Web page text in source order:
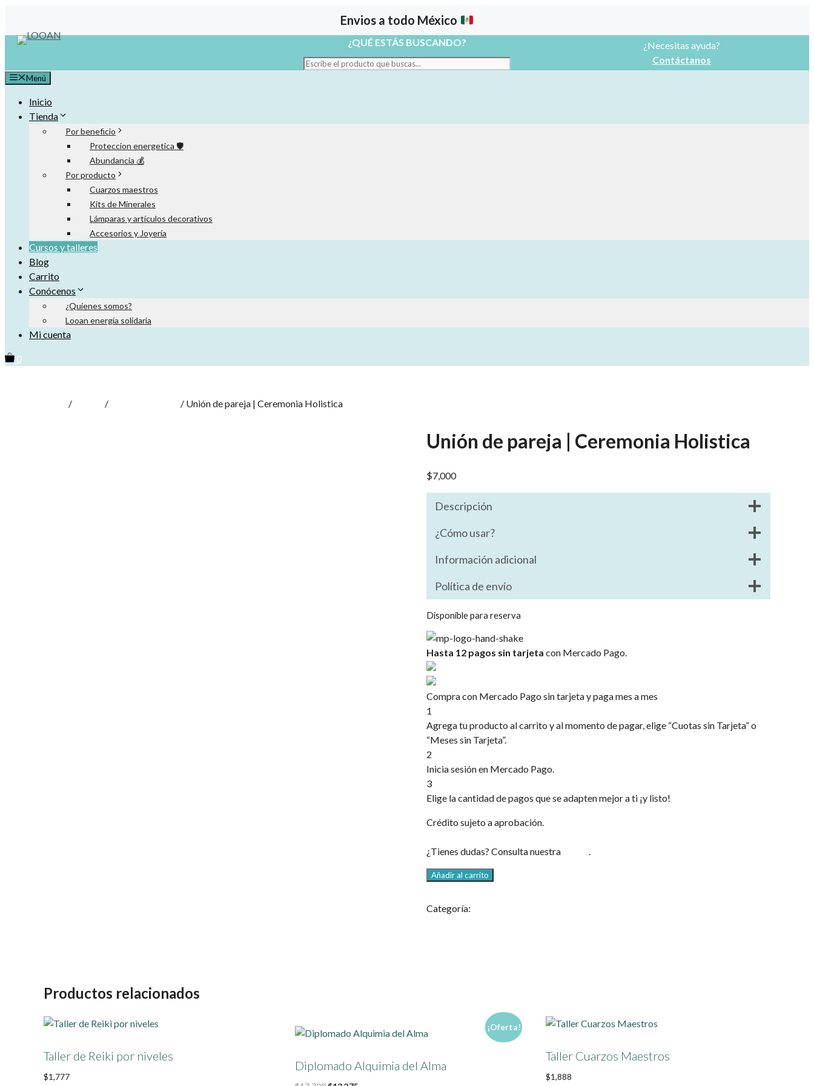
contenido
Envios a todo México
¿QUÉ ESTÁS BUSCANDO?
Escribe
¿Necesitas ayuda?
Contáctanos
Menú
Inicio
Tienda
Por beneficio
Proteccion energetica 🛡️
Abundancia 💰
Por producto
Cuarzos maestros
Kits de Minerales
Lámparas y artículos decorativos
Accesorios y Joyería
Cursos y talleres
Blog
Carrito
Conócenos
¿Quienes somos?
Looan energía solidaria
Mi cuenta
0
/ / / Unión de pareja | Ceremonia Holistica
Unión de pareja | Ceremonia Holistica
$7,000
Descripción
¿Cómo usar?
Información adicional
Política de envío
Disponible para reserva
Hasta 12 pagos sin tarjeta con Mercado Pago.
Compra con Mercado Pago sin tarjeta y paga mes a mes
1
Agrega tu producto al carrito y al momento de pagar, elige “Cuotas sin Tarjeta” o
“Meses sin Tarjeta”.
2
Inicia sesión en Mercado Pago.
3
Elige la cantidad de pagos que se adapten mejor a ti ¡y listo!
Crédito sujeto a aprobación.
¿Tienes dudas? Consulta nuestra .
Unión
pareja
Añadir al carrito
Categoría:
Productos relacionados
Taller de Reiki por niveles
$1,777
¡Oferta!
Diplomado Alquimia del Alma
Taller Cuarzos Maestros
$1,888